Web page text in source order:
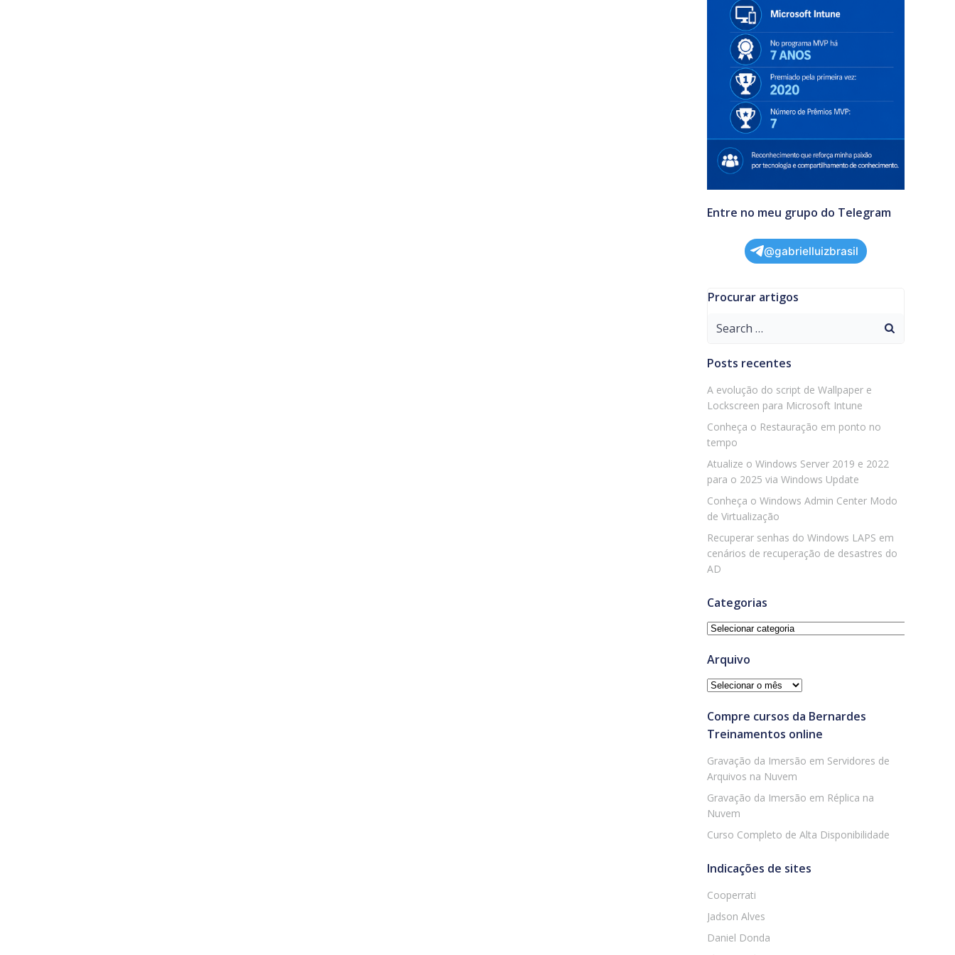
Entre no meu grupo do Telegram
@gabrielluizbrasil
Procurar artigos
Search
Posts recentes
A evolução do script de Wallpaper e
Lockscreen para Microsoft Intune
Conheça o Restauração em ponto no
tempo
Atualize o Windows Server 2019 e 2022
para o 2025 via Windows Update
Conheça o Windows Admin Center Modo
de Virtualização
Recuperar senhas do Windows LAPS em
cenários de recuperação de desastres do
AD
Categorias
Categorias
Arquivo
Arquivo
Compre cursos da Bernardes
Treinamentos online
Gravação da Imersão em Servidores de
Arquivos na Nuvem
Gravação da Imersão em Réplica na
Nuvem
Curso Completo de Alta Disponibilidade
Indicações de sites
Cooperrati
Jadson Alves
Daniel Donda